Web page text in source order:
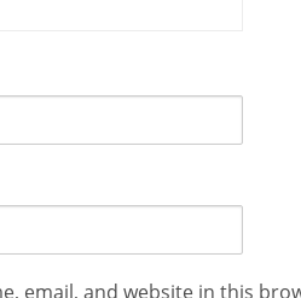
email, and website in this